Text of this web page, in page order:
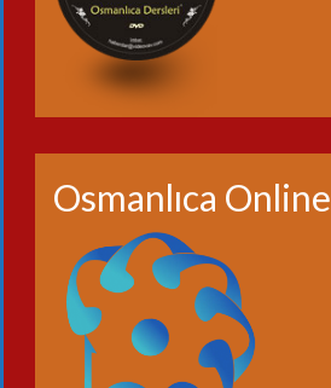
Osmanlıca Online